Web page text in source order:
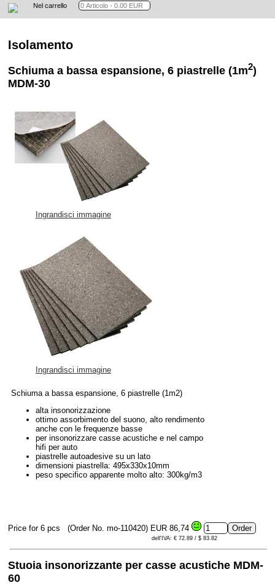
Nel carrello
Isolamento
Schiuma a bassa espansione, 6 piastrelle (1m2)
MDM-30
Ingrandisci immagine
Ingrandisci immagine
Schiuma a bassa espansione, 6 piastrelle (1m2)
alta insonorizzazione
ottimo assorbimento del suono, alto rendimento
anche con le frequenze basse
per insonorizzare casse acustiche e nel campo
hifi per auto
piastrelle autoadesive su un lato
dimensioni piastrella: 495x330x10mm
peso specifico apparente molto alto: 300kg/m3
Price for 6 pcs (Order No. mo-110420) EUR 86,74
dell'IVA: € 72.89 / $ 83.82
Stuoia insonorizzante per casse acustiche MDM-
60